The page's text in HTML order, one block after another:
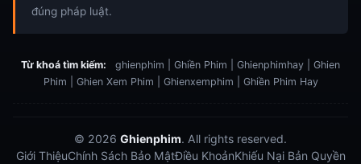
đúng pháp luật.
Từ khoá tìm kiếm:
ghienphim | Ghiền Phim | Ghienphimhay | Ghien
Phim | Ghien Xem Phim | Ghienxemphim | Ghiền Phim Hay
© 2026 Ghienphim. All rights reserved.
Giới ThiệuChính Sách Bảo MậtĐiều KhoảnKhiếu Nại Bản Quyền